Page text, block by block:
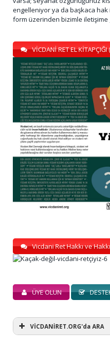
engelleniyor ya da başkaca hak
form üzerinden bizimle iletişime
VİCDANİ RET EL KİTAPÇIĞI
Vicdani Ret Hakkı ve
ÜYE OLUN
VİCDANİRET.ORG'da ARA